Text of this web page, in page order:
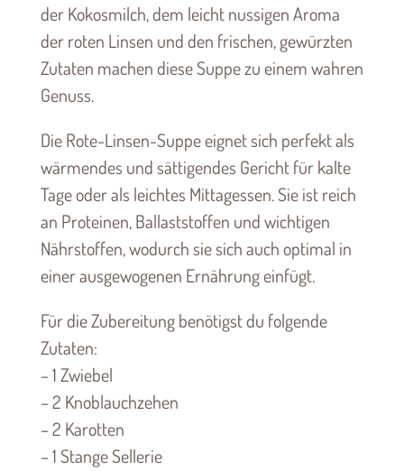
der Kokosmilch, dem leicht nussigen Aroma
der roten Linsen und den frischen, gewürzten
Zutaten machen diese Suppe zu einem wahren
Genuss.
Die Rote-Linsen-Suppe eignet sich perfekt als
wärmendes und sättigendes Gericht für kalte
Tage oder als leichtes Mittagessen. Sie ist reich
an Proteinen, Ballaststoffen und wichtigen
Nährstoffen, wodurch sie sich auch optimal in
einer ausgewogenen Ernährung einfügt.
Für die Zubereitung benötigst du folgende
Zutaten:
– 1 Zwiebel
– 2 Knoblauchzehen
– 2 Karotten
– 1 Stange Sellerie